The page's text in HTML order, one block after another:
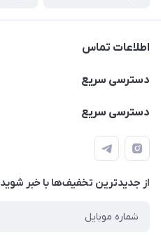
اطلاعات تماس
۰۹۳۵۶۰۴۰۳۶۵
سیمای ورزش
دسترسی سریع
اسکیت فلایینگ ایگل
اسکیت دخترانه
دسترسی سریع
اسکوتر برقی دخترانه
اسکیت روسز
اسکوتر
از جدید‌ترین تخفیف‌ها با‌ خبر شوید